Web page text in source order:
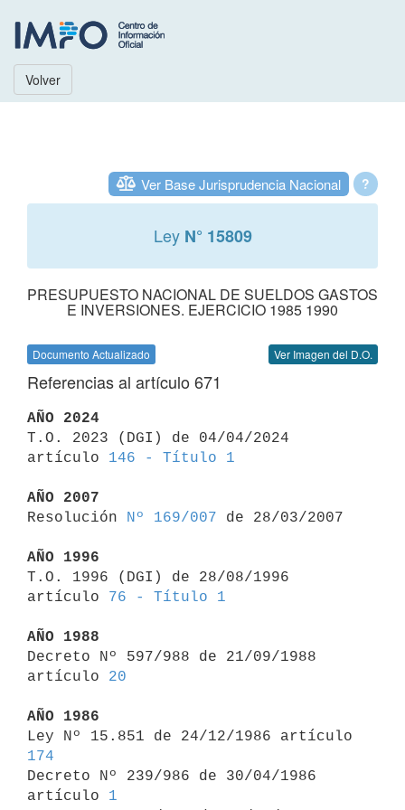
Volver
?
Ver Base Jurisprudencia Nacional
Ley N° 15809
PRESUPUESTO NACIONAL DE SUELDOS GASTOS
E INVERSIONES. EJERCICIO 1985 1990
Documento Actualizado Ver Imagen del D.O.
Referencias al artículo 671
AÑO 2024
T.O. 2023 (DGI) de 04/04/2024
artículo 146 - Título 1
AÑO 2007
Resolución
Nº 169/007 de 28/03/2007
AÑO 1996
T.O. 1996 (DGI) de 28/08/1996
artículo 76 - Título 1
AÑO 1988
Decreto Nº 597/988 de 21/09/1988
artículo 20
AÑO 1986
174
Decreto Nº 239/986 de 30/04/1986
artículo 1